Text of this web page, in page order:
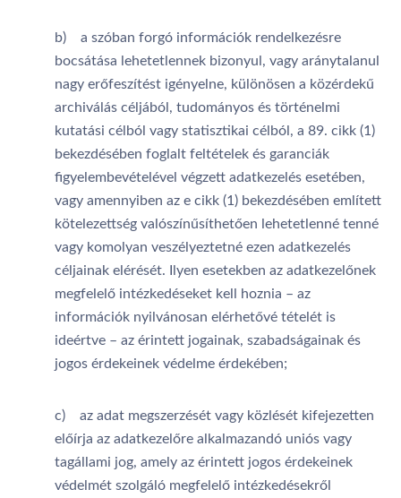
b) a szóban forgó információk rendelkezésre
bocsátása lehetetlennek bizonyul, vagy aránytalanul
nagy erőfeszítést igényelne, különösen a közérdekű
archiválás céljából, tudományos és történelmi
kutatási célból vagy statisztikai célból, a 89. cikk (1)
bekezdésében foglalt feltételek és garanciák
figyelembevételével végzett adatkezelés esetében,
vagy amennyiben az e cikk (1) bekezdésében említett
kötelezettség valószínűsíthetően lehetetlenné tenné
vagy komolyan veszélyeztetné ezen adatkezelés
céljainak elérését. Ilyen esetekben az adatkezelőnek
megfelelő intézkedéseket kell hoznia – az
információk nyilvánosan elérhetővé tételét is
ideértve – az érintett jogainak, szabadságainak és
jogos érdekeinek védelme érdekében;
c) az adat megszerzését vagy közlését kifejezetten
előírja az adatkezelőre alkalmazandó uniós vagy
tagállami jog, amely az érintett jogos érdekeinek
védelmét szolgáló megfelelő intézkedésekről